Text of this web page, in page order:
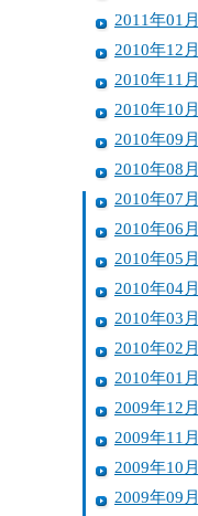
2011年01月
2010年12月
2010年11月
2010年10月
2010年09月
2010年08月
2010年07月
2010年06月
2010年05月
2010年04月
2010年03月
2010年02月
2010年01月
2009年12月
2009年11月
2009年10月
2009年09月